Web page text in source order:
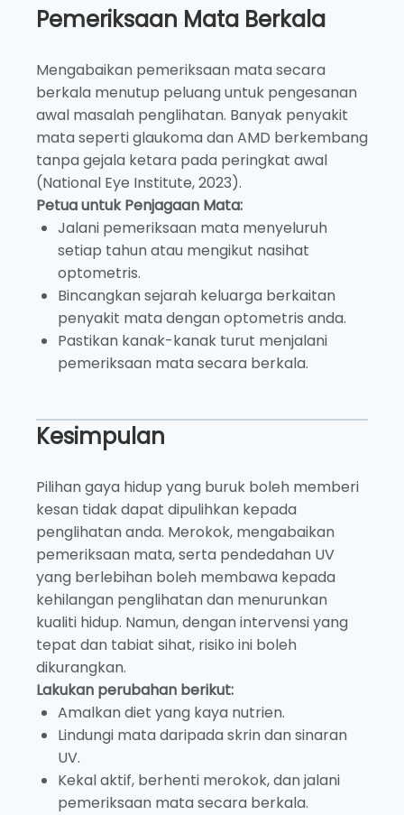
Pemeriksaan Mata Berkala
Mengabaikan pemeriksaan mata secara
berkala menutup peluang untuk pengesanan
awal masalah penglihatan. Banyak penyakit
mata seperti glaukoma dan AMD berkembang
tanpa gejala ketara pada peringkat awal
(National Eye Institute, 2023).
Petua untuk Penjagaan Mata:
Jalani pemeriksaan mata menyeluruh
setiap tahun atau mengikut nasihat
optometris.
Bincangkan sejarah keluarga berkaitan
penyakit mata dengan optometris anda.
Pastikan kanak-kanak turut menjalani
pemeriksaan mata secara berkala.
Kesimpulan
Pilihan gaya hidup yang buruk boleh memberi
kesan tidak dapat dipulihkan kepada
penglihatan anda. Merokok, mengabaikan
pemeriksaan mata, serta pendedahan UV
yang berlebihan boleh membawa kepada
kehilangan penglihatan dan menurunkan
kualiti hidup. Namun, dengan intervensi yang
tepat dan tabiat sihat, risiko ini boleh
dikurangkan.
Lakukan perubahan berikut:
Amalkan diet yang kaya nutrien.
Lindungi mata daripada skrin dan sinaran
UV.
Kekal aktif, berhenti merokok, dan jalani
pemeriksaan mata secara berkala.